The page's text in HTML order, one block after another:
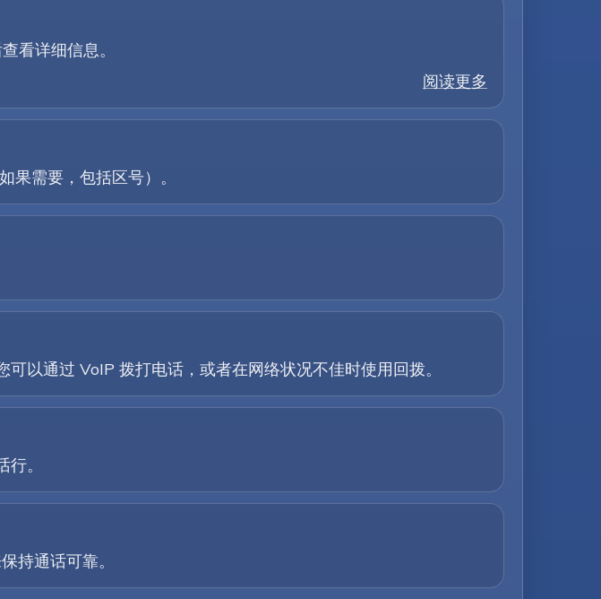
看详细信息。
阅读更多
需要，包括区号）。
以通过 VoIP 拨打电话，或者在网络状况不佳时使用回拨。
。
持通话可靠。